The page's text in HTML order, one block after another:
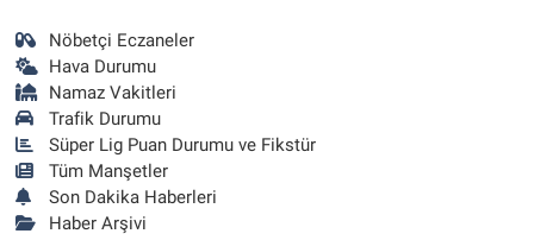
Nöbetçi Eczaneler
Hava Durumu
Namaz Vakitleri
Trafik Durumu
Süper Lig Puan Durumu ve Fikstür
Tüm Manşetler
Son Dakika Haberleri
Haber Arşivi